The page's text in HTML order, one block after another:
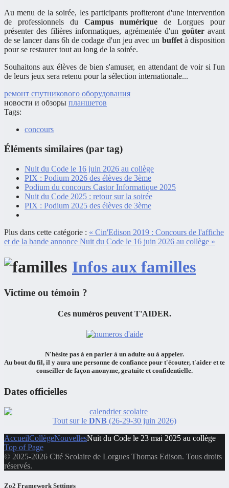
Au menu de la soirée, les participants profiteront d'une intervention
de professionnels du Campus numérique de Lorgues pour
présenter des filières informatiques, agrémentée d'un goûteravant
de se lancer dans 6h de codage d'un jeu avec un buffetà disposition
pour se restaurer tout au long de la soirée.
Souhaitons aux élèves de bien s'amuser, en attendant de voir si l'un
de leurs jeux sera retenu pour la sélection internationale...
ремонт спутникового оборудования
новости и обзоры планшетов
Tags:
concours
Éléments similaires (par tag)
Nuit du Code le 16 juin 2026 au collège
PIX : Podium 2026 des élèves de 3ème
Podium du concours Castor Informatique 2025
Nuit du Code 2025 : retour sur la soirée
PIX : Podium 2025 des élèves de 3ème
Plus dans cette catégorie : « Cin'Edison 2019 : Concours de l'affiche
et de la bande annonce Nuit du Code le 16 juin 2026 au collège »
Infos aux familles
Victime ou témoin ?
Ces numéros peuvent T'AIDER.
N'hésite pas à en parler à un adulte ou à appeler.
Au bout du fil, il y aura une personne de confiance pour t'écouter, t'aider et te
conseiller de façon anonyme, gratuite et confidentielle.
Dates officielles
Tout sur le DNB (26-29-30 juin 2026)
AccueilCollègeNouvellesNuit du Code le 23 mai 2025 au collège
Top of Page
© 2025-2026 Cité Scolaire de Lorgues Thomas Edison. Tous droits
réservés.
Zo2 Framework Settings